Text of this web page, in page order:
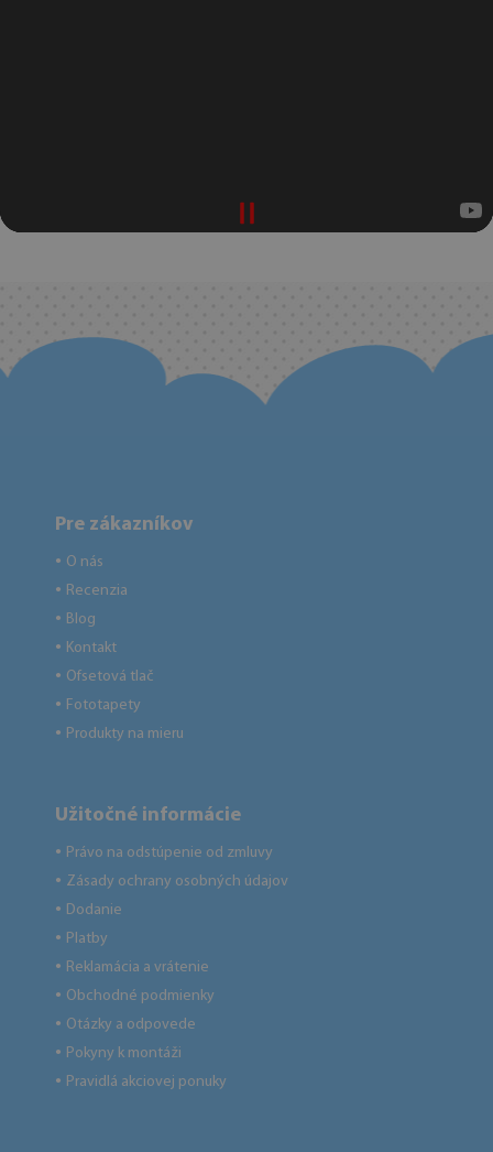
Pre zákazníkov
● O nás
● Recenzia
● Blog
● Kontakt
● Ofsetová tlač
● Fototapety
● Produkty na mieru
Užitočné informácie
● Právo na odstúpenie od zmluvy
● Zásady ochrany osobných údajov
● Dodanie
● Platby
● Reklamácia a vrátenie
● Obchodné podmienky
● Otázky a odpovede
● Pokyny k montáži
● Pravidlá akciovej ponuky